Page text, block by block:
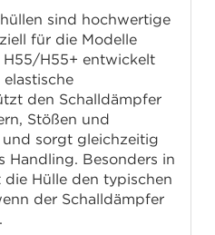
sind hochwertige
für die Modelle
H55+ entwickelt
den Schalldämpfer
Stößen und
sorgt gleichzeitig
Handling. Besonders in
Hülle den typischen
der Schalldämpfer